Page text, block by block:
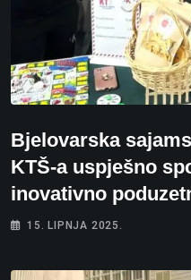
Bjelovarska
KTŠ-a uspješno
inovativno
15. LIPNJA 2025.